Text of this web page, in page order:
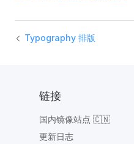
Typography 排版
链接
国内镜像站点 🇨🇳
更新日志